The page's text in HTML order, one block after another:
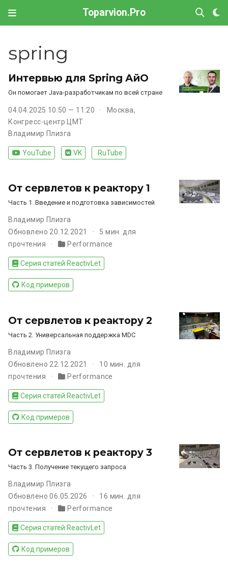
Toparvion.Pro
spring
Интервью для Spring АйО
Он помогает Java-разработчикам по всей стране
04.04.2025 10:50 — 11:20
Москва,
Конгресс-центр ЦМТ
Владимир Плизга
YouTube VK RuTube
От сервлетов к реактору 1
Часть 1. Введение и подготовка зависимостей
Владимир Плизга
Обновлено 20.12.2021
5 мин. для
прочтения
Performance
Серия статей ReactivLet
Код примеров
От сервлетов к реактору 2
Часть 2. Универсальная поддержка MDC
Владимир Плизга
Обновлено 22.12.2021
10 мин. для
прочтения
Performance
Серия статей ReactivLet
Код примеров
От сервлетов к реактору 3
Часть 3. Получение текущего запроса
Владимир Плизга
Обновлено 06.05.2026
16 мин. для
прочтения
Performance
Серия статей ReactivLet
Код примеров